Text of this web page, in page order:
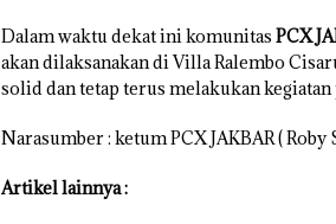
Dalam waktu dekat ini komunitas PCX
akan dilaksanakan di Villa Ralembo
solid dan tetap terus melakukan
Narasumber : ketum PCX JAKBAR ( Roby
Artikel lainnya :